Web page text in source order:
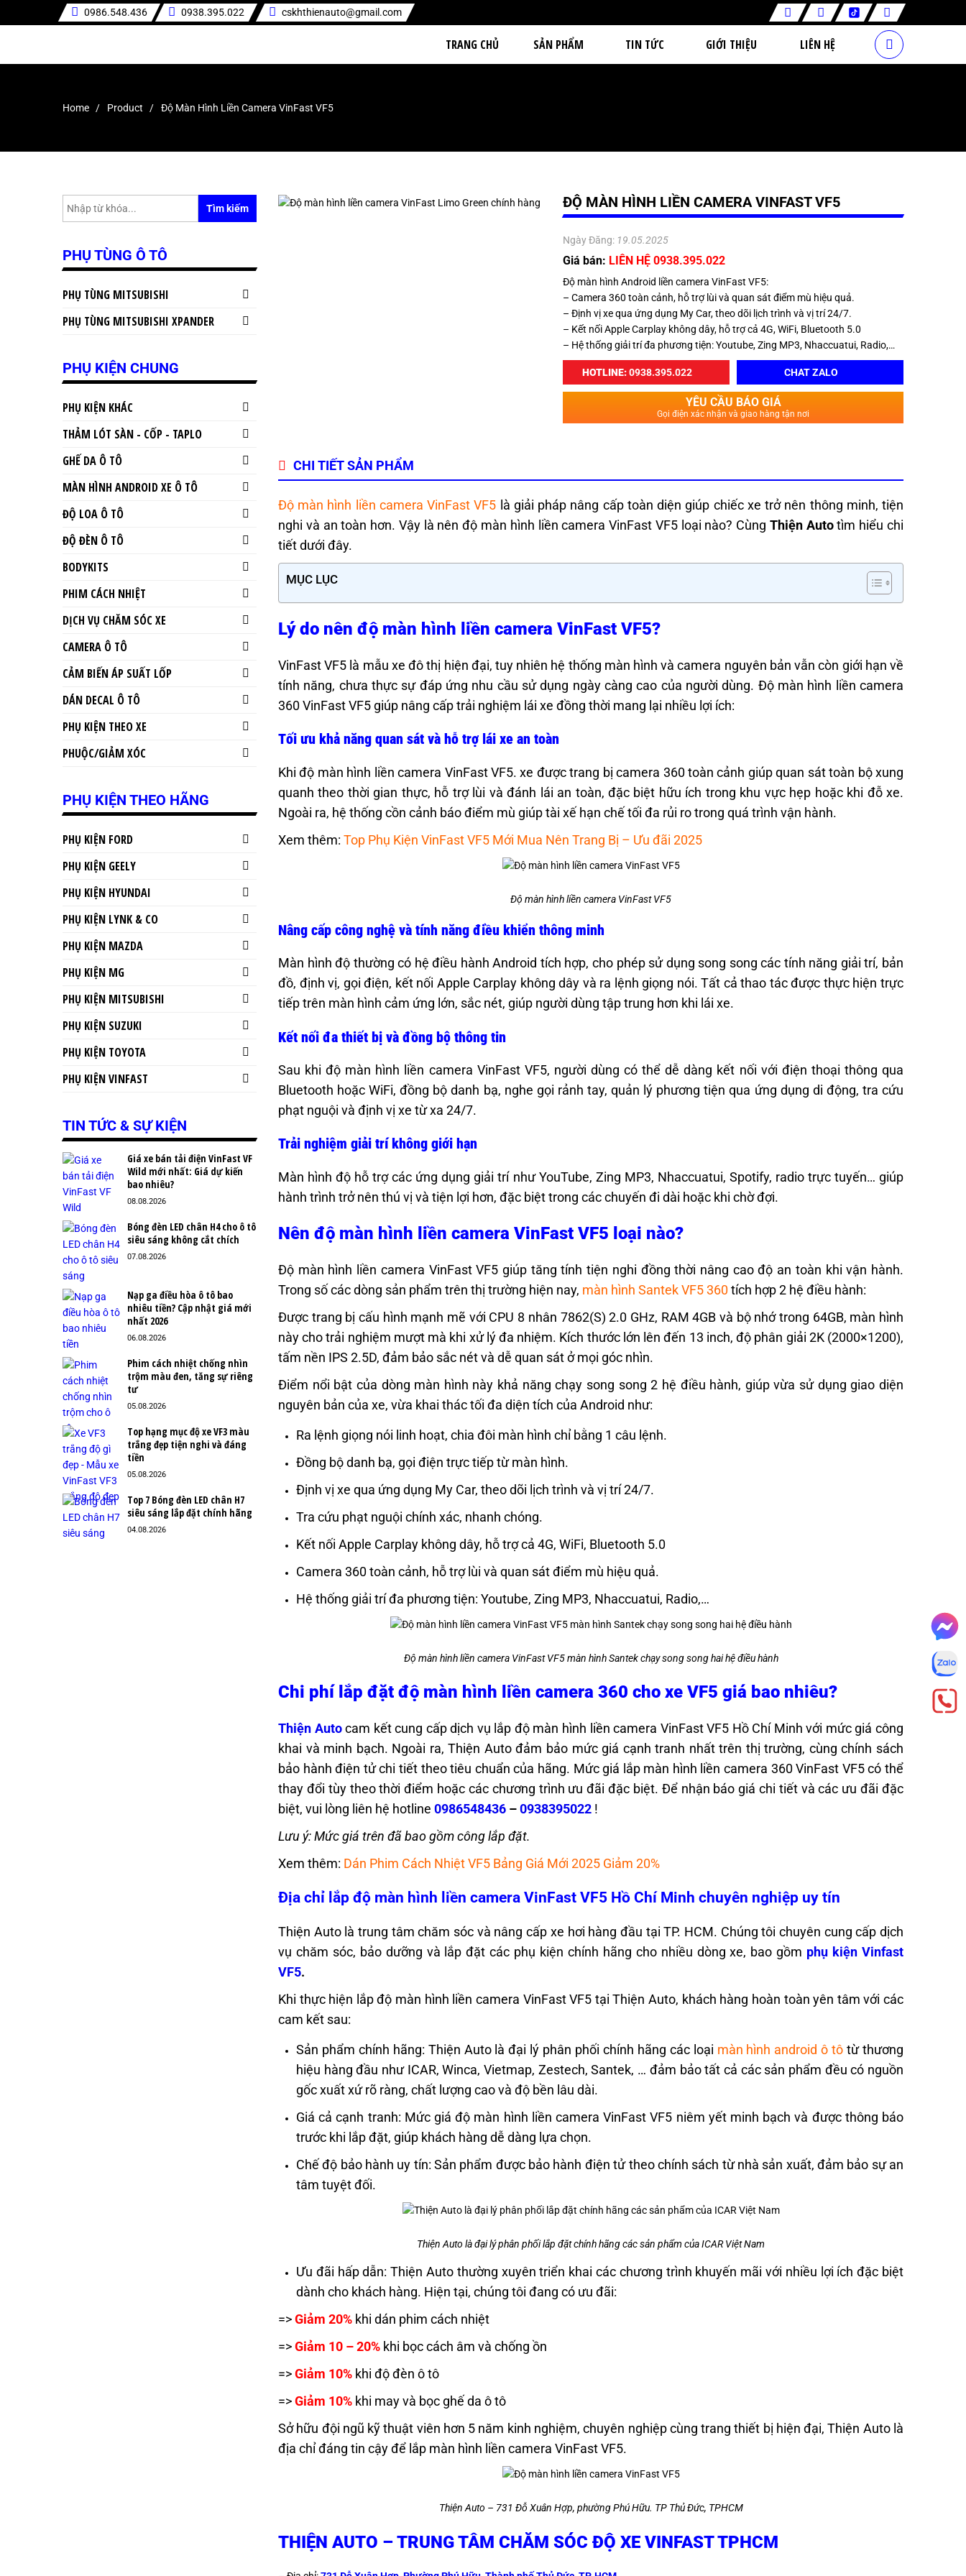
0986.548.436 0938.395.022 cskhthienauto@gmail.com
TRANG CHỦ SẢN PHẨM TIN TỨC GIỚI THIỆU LIÊN HỆ
Home Product Độ Màn Hình Liền Camera VinFast VF5
ĐỘ MÀN HÌNH LIỀN CAMERA VINFAST VF5
Ngày Đăng: 19.05.2025
Giá bán: LIÊN HỆ 0938.395.022
Độ màn hình Android liền camera VinFast VF5:
– Camera 360 toàn cảnh, hỗ trợ lùi và quan sát điểm mù hiệu quả.
– Định vị xe qua ứng dụng My Car, theo dõi lịch trình và vị trí 24/7.
– Kết nối Apple Carplay không dây, hỗ trợ cả 4G, WiFi, Bluetooth 5.0
– Hệ thống giải trí đa phương tiện: Youtube, Zing MP3, Nhaccuatui, Radio,…
HOTLINE:0938.395.022 CHAT ZALO
YÊU CẦU BÁO GIÁ
Gọi điện xác nhận và giao hàng tận nơi
CHI TIẾT SẢN PHẨM
Độ màn hình liền camera VinFast VF5 là giải pháp nâng cấp toàn diện giúp chiếc xe trở nên thông minh, tiện
nghi và an toàn hơn. Vậy là nên độ màn hình liền camera VinFast VF5 loại nào? Cùng Thiện Autotìm hiểu chi
tiết dưới đây.
MỤC LỤC
Lý do nên độ màn hình liền camera VinFast VF5?
VinFast VF5 là mẫu xe đô thị hiện đại, tuy nhiên hệ thống màn hình và camera nguyên bản vẫn còn giới hạn về
tính năng, chưa thực sự đáp ứng nhu cầu sử dụng ngày càng cao của người dùng. Độ màn hình liền camera
360 VinFast VF5 giúp nâng cấp trải nghiệm lái xe đồng thời mang lại nhiều lợi ích:
Tối ưu khả năng quan sát và hỗ trợ lái xe an toàn
Khi độ màn hình liền camera VinFast VF5. xe được trang bị camera 360 toàn cảnh giúp quan sát toàn bộ xung
quanh theo thời gian thực, hỗ trợ lùi và đánh lái an toàn, đặc biệt hữu ích trong khu vực hẹp hoặc khi đỗ xe.
Ngoài ra, hệ thống cồn cảnh báo điểm mù giúp tài xế hạn chế tối đa rủi ro trong quá trình vận hành.
Xem thêm: Top Phụ Kiện VinFast VF5 Mới Mua Nên Trang Bị – Ưu đãi 2025
Độ màn hình liền camera VinFast VF5
Nâng cấp công nghệ và tính năng điều khiển thông minh
Màn hình độ thường có hệ điều hành Android tích hợp, cho phép sử dụng song song các tính năng giải trí, bản
đồ, định vị, gọi điện, kết nối Apple Carplay không dây và ra lệnh giọng nói. Tất cả thao tác được thực hiện trực
tiếp trên màn hình cảm ứng lớn, sắc nét, giúp người dùng tập trung hơn khi lái xe.
Kết nối đa thiết bị và đồng bộ thông tin
Sau khi độ màn hình liền camera VinFast VF5, người dùng có thể dễ dàng kết nối với điện thoại thông qua
Bluetooth hoặc WiFi, đồng bộ danh bạ, nghe gọi rảnh tay, quản lý phương tiện qua ứng dụng di động, tra cứu
phạt nguội và định vị xe từ xa 24/7.
Trải nghiệm giải trí không giới hạn
Màn hình độ hỗ trợ các ứng dụng giải trí như YouTube, Zing MP3, Nhaccuatui, Spotify, radio trực tuyến… giúp
hành trình trở nên thú vị và tiện lợi hơn, đặc biệt trong các chuyến đi dài hoặc khi chờ đợi.
Nên độ màn hình liền camera VinFast VF5 loại nào?
Độ màn hình liền camera VinFast VF5 giúp tăng tính tiện nghi đồng thời nâng cao độ an toàn khi vận hành.
Trong số các dòng sản phẩm trên thị trường hiện nay, màn hình Santek VF5 360tích hợp 2 hệ điều hành:
Được trang bị cấu hình mạnh mẽ với CPU 8 nhân 7862(S) 2.0 GHz, RAM 4GB và bộ nhớ trong 64GB, màn hình
này cho trải nghiệm mượt mà khi xử lý đa nhiệm. Kích thước lớn lên đến 13 inch, độ phân giải 2K (2000×1200),
tấm nền IPS 2.5D, đảm bảo sắc nét và dễ quan sát ở mọi góc nhìn.
Điểm nổi bật của dòng màn hình này khả năng chạy song song 2 hệ điều hành, giúp vừa sử dụng giao diện
nguyên bản của xe, vừa khai thác tối đa diện tích của Android như:
Ra lệnh giọng nói linh hoạt, chia đôi màn hình chỉ bằng 1 câu lệnh.
Đồng bộ danh bạ, gọi điện trực tiếp từ màn hình.
Định vị xe qua ứng dụng My Car, theo dõi lịch trình và vị trí 24/7.
Tra cứu phạt nguội chính xác, nhanh chóng.
Kết nối Apple Carplay không dây, hỗ trợ cả 4G, WiFi, Bluetooth 5.0
Camera 360 toàn cảnh, hỗ trợ lùi và quan sát điểm mù hiệu quả.
Hệ thống giải trí đa phương tiện: Youtube, Zing MP3, Nhaccuatui, Radio,…
Độ màn hình liền camera VinFast VF5 màn hình Santek chạy song song hai hệ điều hành
Chi phí lắp đặt độ màn hình liền camera 360 cho xe VF5 giá bao nhiêu?
Thiện Autocam kết cung cấp dịch vụ lắp độ màn hình liền camera VinFast VF5 Hồ Chí Minh với mức giá công
khai và minh bạch. Ngoài ra, Thiện Auto đảm bảo mức giá cạnh tranh nhất trên thị trường, cùng chính sách
bảo hành điện tử chi tiết theo tiêu chuẩn của hãng. Mức giá lắp màn hình liền camera 360 VinFast VF5 có thể
thay đổi tùy theo thời điểm hoặc các chương trình ưu đãi đặc biệt. Để nhận báo giá chi tiết và các ưu đãi đặc
biệt, vui lòng liên hệ hotline 0986548436 –0938395022 !
Lưu ý: Mức giá trên đã bao gồm công lắp đặt.
Xem thêm: Dán Phim Cách Nhiệt VF5 Bảng Giá Mới 2025 Giảm 20%
Địa chỉ lắp độ màn hình liền camera VinFast VF5 Hồ Chí Minh chuyên nghiệp uy tín
Thiện Autolà trung tâm chăm sóc và nâng cấp xe hơi hàng đầu tại TP. HCM. Chúng tôi chuyên cung cấp dịch
vụ chăm sóc, bảo dưỡng và lắp đặt các phụ kiện chính hãng cho nhiều dòng xe, bao gồm phụ kiện Vinfast
VF5.
Khi thực hiện lắp độ màn hình liền camera VinFast VF5 tại Thiện Auto, khách hàng hoàn toàn yên tâm với các
cam kết sau:
Sản phẩm chính hãng: Thiện Auto là đại lý phân phối chính hãng các loại màn hình android ô tô từ thương
hiệu hàng đầu như ICAR, Winca, Vietmap, Zestech, Santek, … đảm bảo tất cả các sản phẩm đều có nguồn
gốc xuất xứ rõ ràng, chất lượng cao và độ bền lâu dài.
Giá cả cạnh tranh: Mức giá độ màn hình liền camera VinFast VF5 niêm yết minh bạch và được thông báo
trước khi lắp đặt, giúp khách hàng dễ dàng lựa chọn.
Chế độ bảo hành uy tín: Sản phẩm được bảo hành điện tử theo chính sách từ nhà sản xuất, đảm bảo sự an
tâm tuyệt đối.
Thiện Auto là đại lý phân phối lắp đặt chính hãng các sản phẩm của ICAR Việt Nam
Ưu đãi hấp dẫn: Thiện Auto thường xuyên triển khai các chương trình khuyến mãi với nhiều lợi ích đặc biệt
dành cho khách hàng. Hiện tại, chúng tôi đang có ưu đãi:
=>Giảm 20% khi dán phim cách nhiệt
=>Giảm 10 – 20% khi bọc cách âm và chống ồn
=>Giảm 10% khi độ đèn ô tô
=>Giảm 10% khi may và bọc ghế da ô tô
Sở hữu đội ngũ kỹ thuật viên hơn 5 năm kinh nghiệm, chuyên nghiệp cùng trang thiết bị hiện đại, Thiện Auto là
địa chỉ đáng tin cậy để lắp màn hình liền camera VinFast VF5.
Thiện Auto – 731 Đỗ Xuân Hợp, phường Phú Hữu. TP Thủ Đức, TPHCM
THIỆN AUTO – TRUNG TÂM CHĂM SÓC ĐỘ XE VINFAST TPHCM
Tìm kiếm
PHỤ TÙNG Ô TÔ
PHỤ TÙNG MITSUBISHI
PHỤ TÙNG MITSUBISHI XPANDER
PHỤ KIỆN CHUNG
PHỤ KIỆN KHÁC
THẢM LÓT SÀN - CỐP - TAPLO
GHẾ DA Ô TÔ
MÀN HÌNH ANDROID XE Ô TÔ
ĐỘ LOA Ô TÔ
ĐỘ ĐÈN Ô TÔ
BODYKITS
PHIM CÁCH NHIỆT
DỊCH VỤ CHĂM SÓC XE
CAMERA Ô TÔ
CẢM BIẾN ÁP SUẤT LỐP
DÁN DECAL Ô TÔ
PHỤ KIỆN THEO XE
PHUỘC/GIẢM XÓC
PHỤ KIỆN THEO HÃNG
PHỤ KIỆN FORD
PHỤ KIỆN GEELY
PHỤ KIỆN HYUNDAI
PHỤ KIỆN LYNK & CO
PHỤ KIỆN MAZDA
PHỤ KIỆN MG
PHỤ KIỆN MITSUBISHI
PHỤ KIỆN SUZUKI
PHỤ KIỆN TOYOTA
PHỤ KIỆN VINFAST
TIN TỨC & SỰ KIỆN
Giá xe bán tải điện VinFast VF
Wild mới nhất: Giá dự kiến
bao nhiêu?
08.08.2026
Bóng đèn LED chân H4 cho ô tô
siêu sáng không cắt chích
07.08.2026
Nạp ga điều hòa ô tô bao
nhiêu tiền? Cập nhật giá mới
nhất 2026
06.08.2026
Phim cách nhiệt chống nhìn
trộm màu đen, tăng sự riêng
tư
05.08.2026
Top hạng mục độ xe VF3 màu
trắng đẹp tiện nghi và đáng
tiền
05.08.2026
Top 7 Bóng đèn LED chân H7
siêu sáng lắp đặt chính hãng
04.08.2026